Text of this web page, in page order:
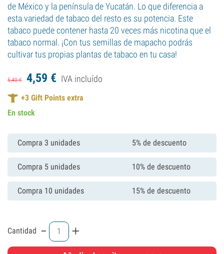
de México y la península de Yucatán. Lo que diferencia a
esta variedad de tabaco del resto es su potencia. Este
tabaco puede contener hasta 20 veces más nicotina que el
tabaco normal. ¡Con tus semillas de mapacho podrás
cultivar tus propias plantas de tabaco en tu casa!
5,40€ 4,59 € IVA incluído
+3 Gift Points extra
En stock
Compra 3 unidades 5% de descuento
Compra 5 unidades 10% de descuento
Compra 10 unidades 15% de descuento
Cantidad - +